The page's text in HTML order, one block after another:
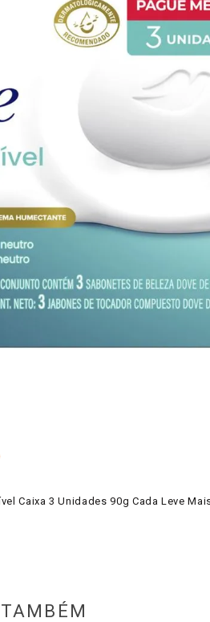
Caixa 3 Unidades 90g Cada Leve